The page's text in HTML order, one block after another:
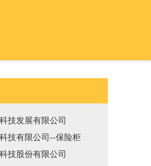
技发展有限公司
技有限公司--保险柜
技股份有限公司